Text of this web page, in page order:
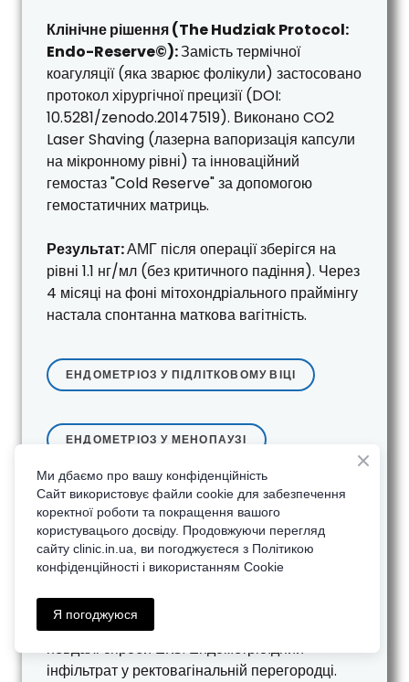
Клінічне рішення (The Hudziak Protocol:
Endo-Reserve©):Замість термічної
коагуляції (яка зварює фолікули) застосовано
протокол хірургічної прецизії (DOI:
10.5281/zenodo.20147519). Виконано CO2
Laser Shaving (лазерна вапоризація капсули
на мікронному рівні) та інноваційний
гемостаз "Cold Reserve" за допомогою
гемостатичних матриць.
Результат:АМГ після операції зберігся на
рівні 1.1 нг/мл (без критичного падіння). Через
4 місяці на фоні мітохондріального праймінгу
настала спонтанна маткова вагітність.
ЕНДОМЕТРІОЗ У ПІДЛІТКОВОМУ ВІЦІ
ЕНДОМЕТРІОЗ У МЕНОПАУЗІ
Кейс 3. Глибокий інфільтративний
ендометріоз (36 років): Подолання
«Тазового Шуму»
хронічний тазовий біль, диспареунія
(неможливість статевого життя через біль), 3
невдалі спроби ЕКЗ. Ендометріоїдний
інфільтрат у ректовагінальній перегородці.
Ми дбаємо про вашу конфіденційність
Сайт використовує файли cookie для забезпечення
коректної роботи та покращення вашого
користувацього досвіду. Продовжуючи перегляд
сайту clіnic.in.ua, ви погоджуєтеся з Політикою
конфіденційності і використанням Cookie
Я погоджуюся